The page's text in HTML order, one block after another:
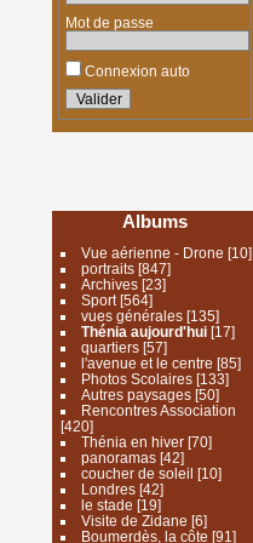
Mot de passe
Connexion auto
Albums
Vue aérienne - Drone [10]
portraits[847]
Archives [23]
Sport[564]
vues générales[135]
Thénia aujourd'hui[17]
quartiers[57]
l'avenue et le centre [85]
Photos Scolaires[133]
Autres paysages[50]
Rencontres Association
[420]
Thénia en hiver[70]
panoramas[42]
coucher de soleil [10]
Londres[42]
le stade [19]
Visite de Zidane [6]
Boumerdès, la côte [91]